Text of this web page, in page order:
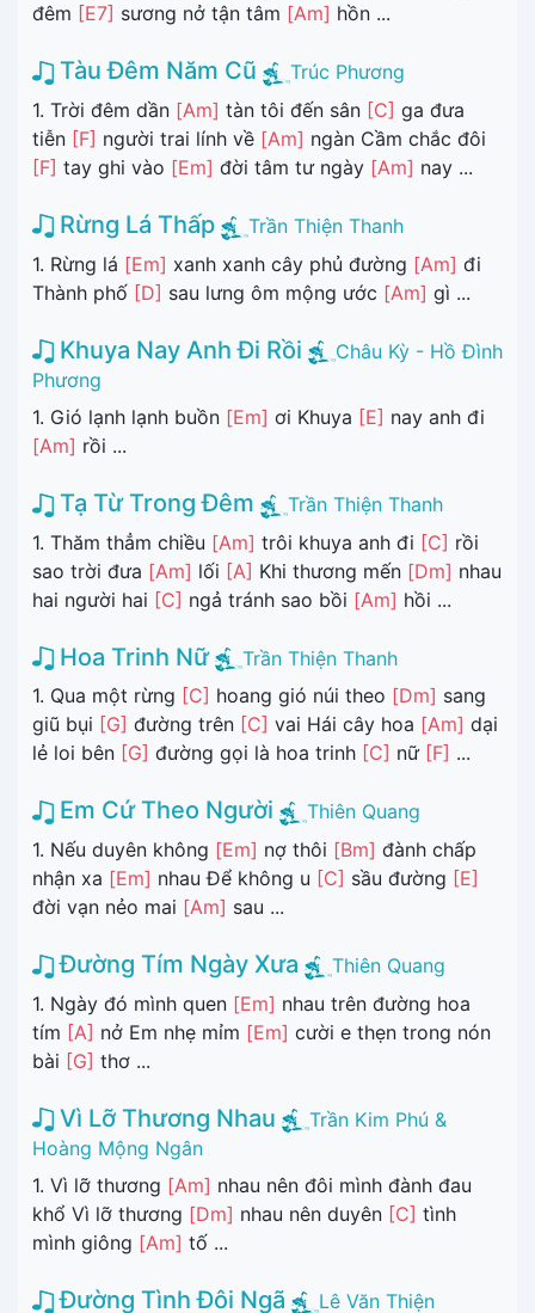
đêm [E7] sương nở tận tâm [Am] hồn ...
Tàu Đêm Năm Cũ
Trúc Phương
1. Trời đêm dần [Am] tàn tôi đến sân [C] ga đưa
tiễn [F] người trai lính về [Am] ngàn Cầm chắc đôi
[F] tay ghi vào [Em] đời tâm tư ngày [Am] nay ...
Rừng Lá Thấp
Trần Thiện Thanh
1. Rừng lá [Em] xanh xanh cây phủ đường [Am] đi
Thành phố [D] sau lưng ôm mộng ước [Am] gì ...
Khuya Nay Anh Đi Rồi
Châu Kỳ - Hồ Đình
Phương
1. Gió lạnh lạnh buồn [Em] ơi Khuya [E] nay anh đi
[Am] rồi ...
Tạ Từ Trong Đêm
Trần Thiện Thanh
1. Thăm thẳm chiều [Am] trôi khuya anh đi [C] rồi
sao trời đưa [Am] lối [A] Khi thương mến [Dm] nhau
hai người hai [C] ngả tránh sao bồi [Am] hồi ...
Hoa Trinh Nữ
Trần Thiện Thanh
1. Qua một rừng [C] hoang gió núi theo [Dm] sang
giũ bụi [G] đường trên [C] vai Hái cây hoa [Am] dại
lẻ loi bên [G] đường gọi là hoa trinh [C] nữ [F] ...
Em Cứ Theo Người
Thiên Quang
1. Nếu duyên không [Em] nợ thôi [Bm] đành chấp
nhận xa [Em] nhau Để không u [C] sầu đường [E]
đời vạn nẻo mai [Am] sau ...
Đường Tím Ngày Xưa
Thiên Quang
1. Ngày đó mình quen [Em] nhau trên đường hoa
tím [A] nở Em nhẹ mỉm [Em] cười e thẹn trong nón
bài [G] thơ ...
Vì Lỡ Thương Nhau
Trần Kim Phú &
Hoàng Mộng Ngân
1. Vì lỡ thương [Am] nhau nên đôi mình đành đau
khổ Vì lỡ thương [Dm] nhau nên duyên [C] tình
mình giông [Am] tố ...
Đường Tình Đôi Ngã Lê Văn Thiện